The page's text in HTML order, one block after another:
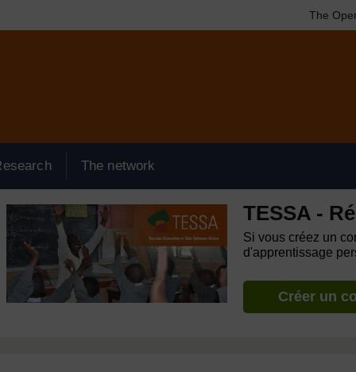
The
The network
TESSA -
Si vous créez un
d'apprentissage
Créer un